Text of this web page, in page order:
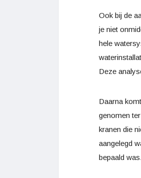
Ook bij de
je niet
hele
Deze
Daarna
genomen
kranen die
aangelegd
bepaald